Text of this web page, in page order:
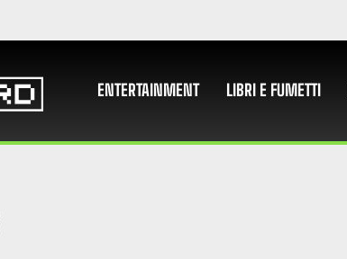
ENTERTAINMENT LIBRI E FUMETTI